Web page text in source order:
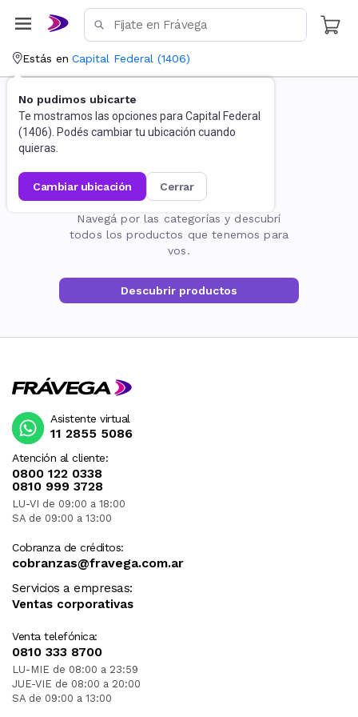
Estás en Capital Federal (1406)
No pudimos ubicarte
Te mostramos las opciones para Capital Federal
(1406). Podés cambiar tu ubicación cuando
quieras.
cambiar ubicación cerrar
La página no existe
Navegá por las categorías y descubrí
todos los productos que tenemos para
vos.
Descubrir productos
Atención al cliente:
0800 122 0338
0810 999 3728
LU-VI de 09:00 a 18:00
SA de 09:00 a 13:00
Cobranza de créditos:
cobranzas@fravega.com.ar
Servicios a empresas:
Ventas corporativas
Venta telefónica:
0810 333 8700
LU-MIE de 08:00 a 23:59
JUE-VIE de 08:00 a 20:00
SA de 09:00 a 13:00
Asistente virtual
11 2855 5086